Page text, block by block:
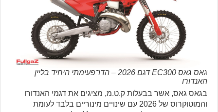
גאס גאס EC300 דגם 2026 – הדו־פעימתי היחיד בליין
האנדורו
בגאס גאס, אשר בבעלות ק.ט.מ, מציגים את דגמי האנדורו
והמוטוקרוס של 2026 עם שינויים מינוריים בלבד לעומת